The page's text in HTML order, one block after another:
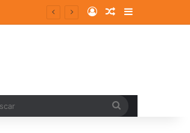
Log InRandom Article
Sidebar